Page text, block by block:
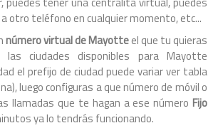
otro teléfono en cualquier momento, etc...
número virtual de Mayotteel que tu quieras
ciudades disponibles para Mayotte
el prefijo de ciudad puede variar ver tabla
luego configuras a que número de móvil o
llamadas que te hagan a ese número Fijo
ya lo tendrás funcionando.